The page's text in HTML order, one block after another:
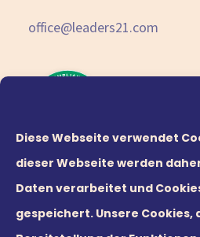
Diese Webseite verwendet
dieser Webseite werden
Daten verarbeitet und
gespeichert. Unsere Cookies,
office@leaders21.com